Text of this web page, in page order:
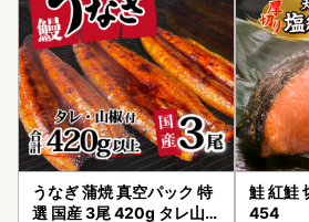
うなぎ 蒲焼 真空パック 特
選 国産 3尾 420g タレ山椒
鮭 紅鮭
454